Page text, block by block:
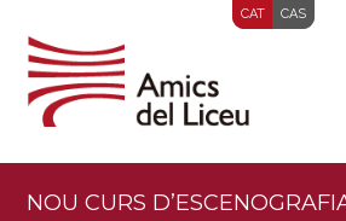
CAT CAS
NOU CURS